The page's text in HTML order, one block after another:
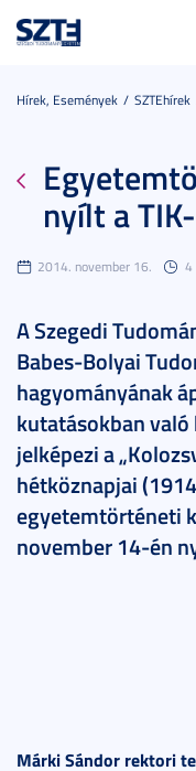
Hírek, Események SZTEhírek
nyílt a
2014. november 16. 4
A Szegedi
Babes-Bolyai
hagyományának
kutatásokban
jelképezi a
hétköznapjai
egyetemtörténeti
november 14-én
Márki Sándor rektori